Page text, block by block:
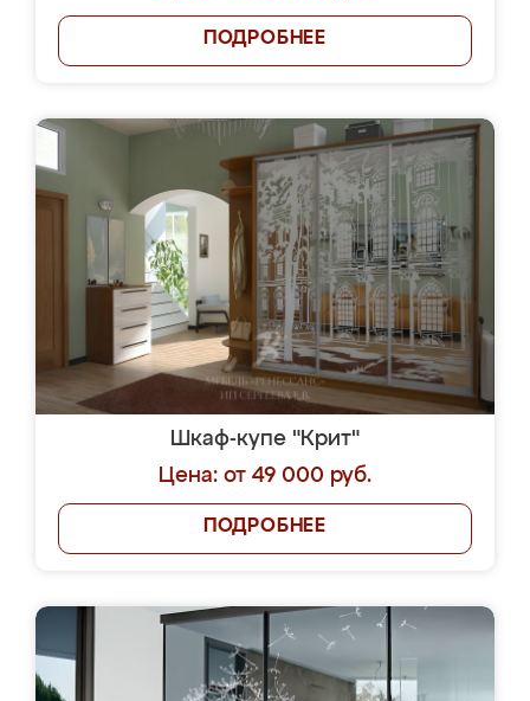
ПОДРОБНЕЕ
Шкаф-купе "Крит"
Цена: от 49 000 руб.
ПОДРОБНЕЕ